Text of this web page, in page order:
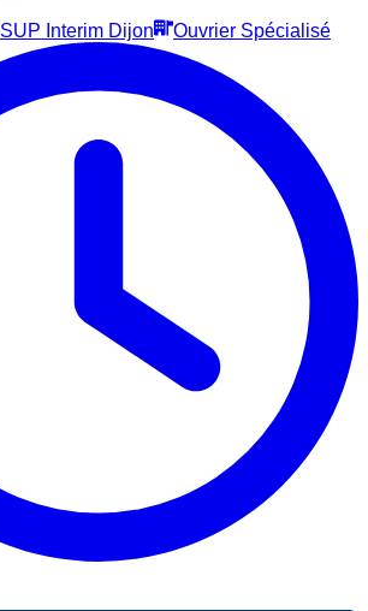
SUP Interim Dijon Ouvrier Spécialisé